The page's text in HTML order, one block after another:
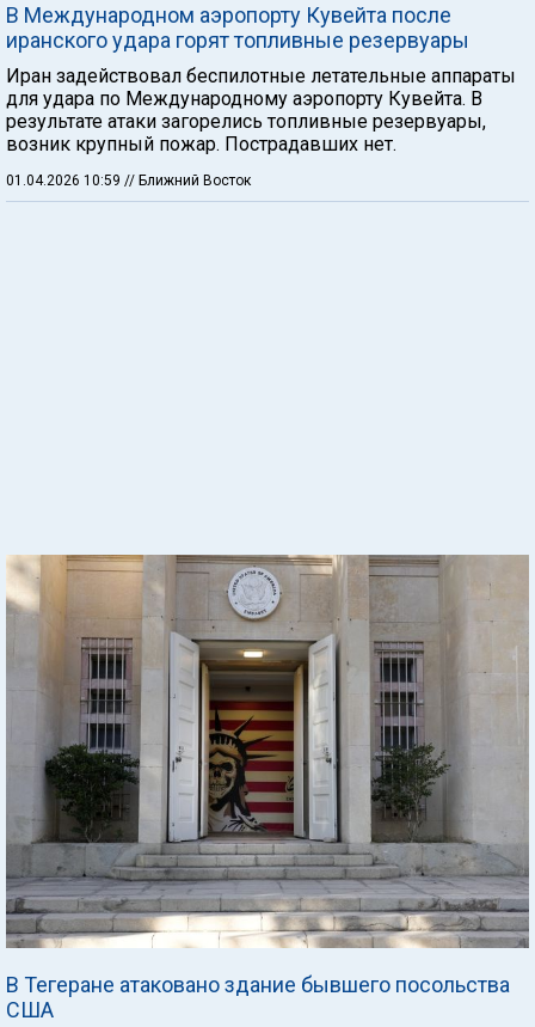
В Международном аэропорту Кувейта после
иранского удара горят топливные резервуары
Иран задействовал беспилотные летательные аппараты
для удара по Международному аэропорту Кувейта. В
результате атаки загорелись топливные резервуары,
возник крупный пожар. Пострадавших нет.
01.04.2026 10:59 // Ближний Восток
В Тегеране атаковано здание бывшего посольства
США